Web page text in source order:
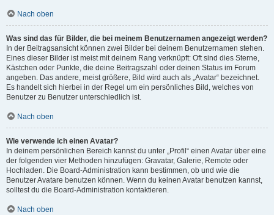
Nach oben
Was sind das für Bilder, die bei meinem Benutzernamen angezeigt werden?
In der Beitragsansicht können zwei Bilder bei deinem Benutzernamen stehen.
Eines dieser Bilder ist meist mit deinem Rang verknüpft: Oft sind dies Sterne,
Kästchen oder Punkte, die deine Beitragszahl oder deinen Status im Forum
angeben. Das andere, meist größere, Bild wird auch als „Avatar“ bezeichnet.
Es handelt sich hierbei in der Regel um ein persönliches Bild, welches von
Benutzer zu Benutzer unterschiedlich ist.
Nach oben
Wie verwende ich einen Avatar?
In deinem persönlichen Bereich kannst du unter „Profil“ einen Avatar über eine
der folgenden vier Methoden hinzufügen: Gravatar, Galerie, Remote oder
Hochladen. Die Board-Administration kann bestimmen, ob und wie die
Benutzer Avatare benutzen können. Wenn du keinen Avatar benutzen kannst,
solltest du die Board-Administration kontaktieren.
Nach oben